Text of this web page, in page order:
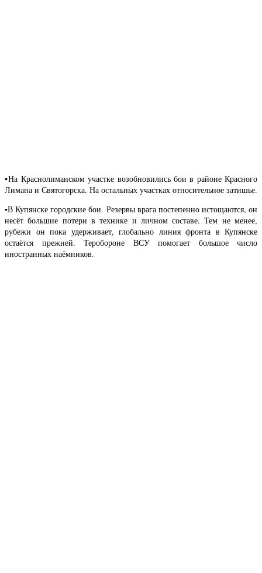
▪️На Краснолиманском участке возобновились бои в районе Красного
Лимана и Святогорска. На остальных участках относительное затишье.
▪️В Купянске городские бои. Резервы врага постепенно истощаются, он
несёт большие потери в технике и личном составе. Тем не менее,
рубежи он пока удерживает, глобально линия фронта в Купянске
остаётся прежней. Теробороне ВСУ помогает большое число
иностранных наёмников.